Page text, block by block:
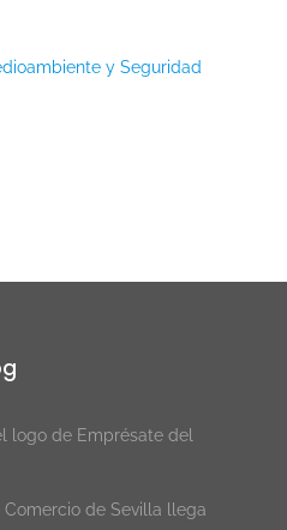
y Seguridad
logo de Emprésate del
de Sevilla llega